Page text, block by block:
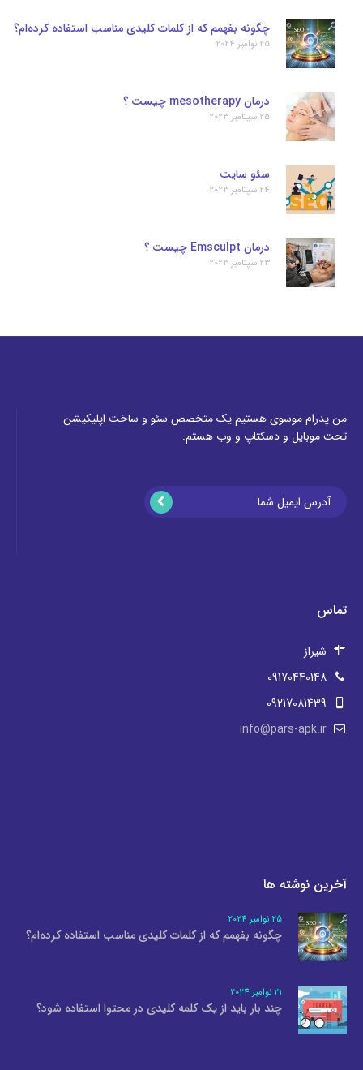
چگونه بفهمم که از کلمات کلیدی مناسب استفاده کرده‌ام؟
25 نوامبر 2024
درمان mesotherapy چیست ؟
25 سپتامبر 2023
سئو سایت
24 سپتامبر 2023
درمان Emsculpt چیست ؟
23 سپتامبر 2023
من پدرام موسوی هستیم یک متخصص سئو و ساخت اپلیکیشن
تحت موبایل و دسکتاپ و وب هستم.
تماس
شیراز
09170440148
09217081439
info@pars-apk.ir
آخرین نوشته ها
25 نوامبر 2024
چگونه بفهمم که از کلمات کلیدی مناسب استفاده کرده‌ام؟
21 نوامبر 2024
چند بار باید از یک کلمه کلیدی در محتوا استفاده شود؟